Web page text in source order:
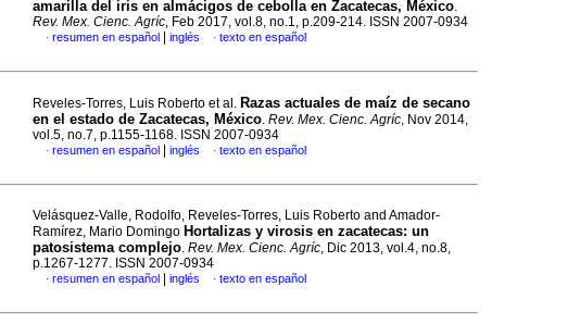
amarilla del iris en almácigos de cebolla en Zacatecas, México.
Rev. Mex. Cienc. Agríc, Feb 2017, vol.8, no.1, p.209-214. ISSN 2007-0934
· resumen en español inglés · texto en español
Reveles-Torres, Luis Roberto et al. Razas actuales de maíz de secano
en el estado de Zacatecas, México. Rev. Mex. Cienc. Agríc, Nov 2014,
vol.5, no.7, p.1155-1168. ISSN 2007-0934
· resumen en español inglés · texto en español
Velásquez-Valle, Rodolfo, Reveles-Torres, Luis Roberto and Amador-
Ramírez, Mario Domingo Hortalizas y virosis en zacatecas: un
patosistema complejo. Rev. Mex. Cienc. Agríc, Dic 2013, vol.4, no.8,
p.1267-1277. ISSN 2007-0934
· resumen en español inglés · texto en español